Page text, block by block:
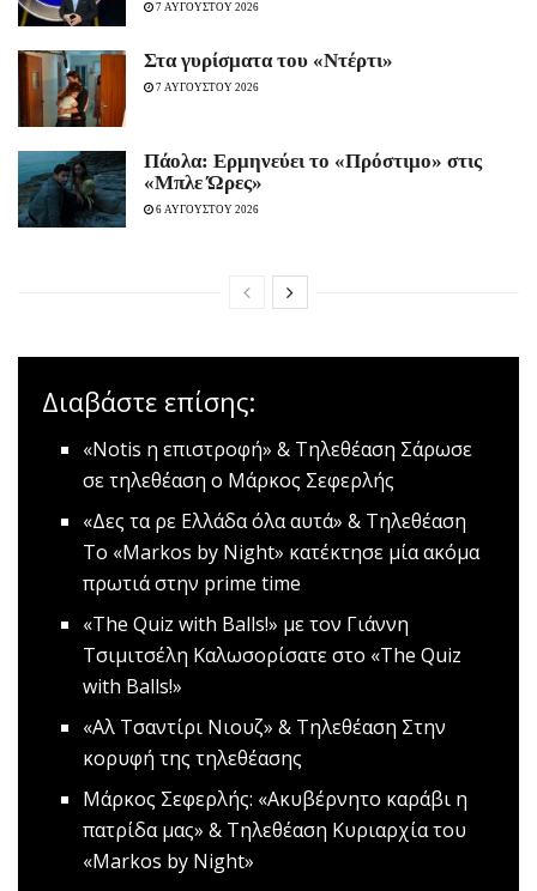
7 ΑΥΓΟΥΣΤΟΥ 2026
Στα γυρίσματα του «Ντέρτι»
7 ΑΥΓΟΥΣΤΟΥ 2026
Πάολα: Ερμηνεύει το «Πρόστιμο» στις
«Μπλε Ώρες»
6 ΑΥΓΟΥΣΤΟΥ 2026
Διαβάστε επίσης:
«Notis η επιστροφή» & Τηλεθέαση Σάρωσε
σε τηλεθέαση ο Μάρκος Σεφερλής
«Δες τα ρε Ελλάδα όλα αυτά» & Τηλεθέαση
Το «Markos by Night» κατέκτησε μία ακόμα
πρωτιά στην prime time
«The Quiz with Balls!» με τον Γιάννη
Τσιμιτσέλη Καλωσορίσατε στο «The Quiz
with Balls!»
«Αλ Τσαντίρι Νιουζ» & Τηλεθέαση Στην
κορυφή της τηλεθέασης
Μάρκος Σεφερλής: «Ακυβέρνητο καράβι η
πατρίδα μας» & Τηλεθέαση Κυριαρχία του
«Markos by Night»